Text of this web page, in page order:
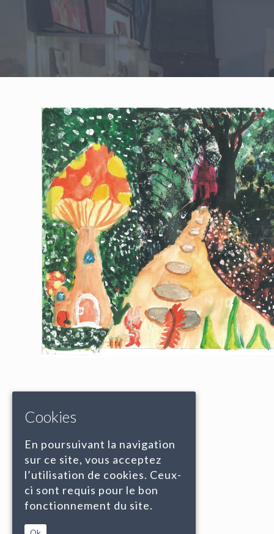
Cookies
En poursuivant la navigation
sur ce site, vous acceptez
l’utilisation de cookies. Ceux-
ci sont requis pour le bon
fonctionnement du site.